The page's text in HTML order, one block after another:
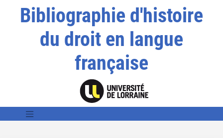
Bibliographie d'histoire
du droit en langue
française